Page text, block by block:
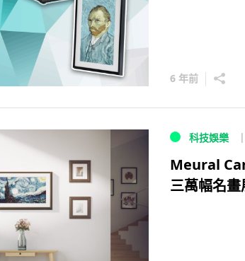
6 年前
科技娛樂
Meural
三萬幅名